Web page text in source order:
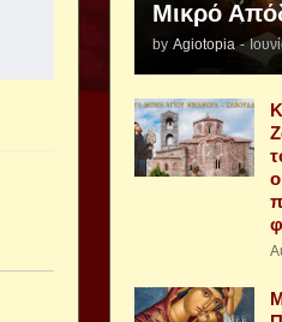
Μικρό
by Agiotopia -